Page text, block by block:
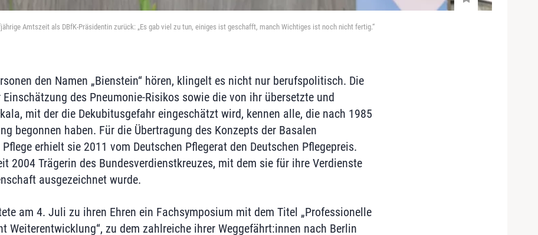
Amtszeit als DBfK-Präsidentin zurück: „Es gab viel zu tun, einiges ist geschafft, manch Wichtiges ist noch nicht fertig.“
den Namen „Bienstein“ hören, klingelt es nicht nur berufspolitisch. Die
des Pneumonie-Risikos sowie die von ihr übersetzte und
mit der die Dekubitusgefahr eingeschätzt wird, kennen alle, die nach 1985
begonnen haben. Für die Übertragung des Konzepts der Basalen
erhielt sie 2011 vom Deutschen Pflegerat den Deutschen Pflegepreis.
2004 Trägerin des Bundesverdienstkreuzes, mit dem sie für ihre Verdienste
ausgezeichnet wurde.
am 4. Juli zu ihren Ehren ein Fachsymposium mit dem Titel „Professionelle
Weiterentwicklung“, zu dem zahlreiche ihrer Weggefährt:innen nach Berlin